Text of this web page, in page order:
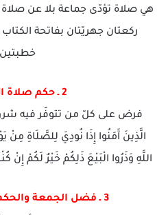
هي صلاة تؤدّى جماعة بلا عن
ركعتان جهريّتان بفاتحة
2 ـ حكم صلاة الجمعة :
فرض على كلّ من تتوفّر فيه
الَّذِينَ آَمَنُوا إِذَا نُودِيَ لِلصَّلَاةِ
اللَّهِ وَذَرُوا الْبَيْعَ ذَلِكُمْ خَيْرٌ لَكُمْ إِنْ
3 ـ فضل الجمعة والحكمة من تشريعها :